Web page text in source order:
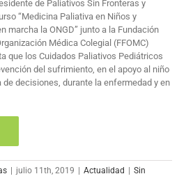
de Paliativos Sin Fronteras y
“Medicina Paliativa en Niños y
marcha la ONGD” junto a la Fundación
Médica Colegial (FFOMC)
que los Cuidados Paliativos Pediátricos
del sufrimiento, en el apoyo al niño
decisiones, durante la enfermedad y en
julio 11th, 2019 Actualidad
Sin